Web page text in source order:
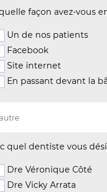
façon avez-vous
Un de nos patients
Facebook
Site internet
En passant devant la
quel dentiste vous
Dre Véronique Côté
Dre Vicky Arrata